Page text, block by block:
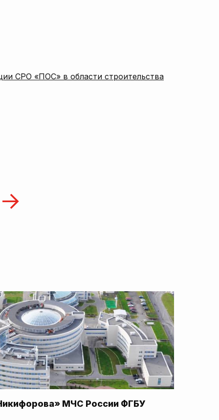
СРО «ПОС» в области строительства
МЧС России ФГБУ